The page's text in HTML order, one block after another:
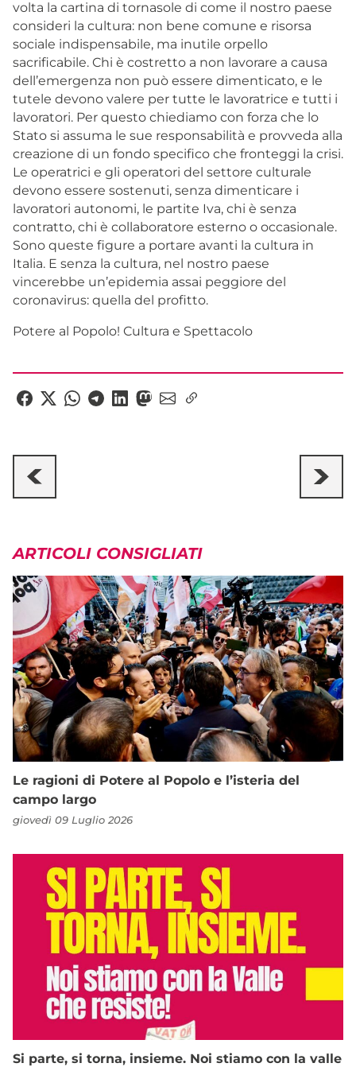
volta la cartina di tornasole di come il nostro paese
consideri la cultura: non bene comune e risorsa
sociale indispensabile, ma inutile orpello
sacrificabile. Chi è costretto a non lavorare a causa
dell’emergenza non può essere dimenticato, e le
tutele devono valere per tutte le lavoratrice e tutti i
lavoratori. Per questo chiediamo con forza che lo
Stato si assuma le sue responsabilità e provveda alla
creazione di un fondo specifico che fronteggi la crisi.
Le operatrici e gli operatori del settore culturale
devono essere sostenuti, senza dimenticare i
lavoratori autonomi, le partite Iva, chi è senza
contratto, chi è collaboratore esterno o occasionale.
Sono queste figure a portare avanti la cultura in
Italia. E senza la cultura, nel nostro paese
vincerebbe un’epidemia assai peggiore del
coronavirus: quella del profitto.
Potere al Popolo! Cultura e Spettacolo
ARTICOLI CONSIGLIATI
Le ragioni di Potere al Popolo e l’isteria del
campo largo
giovedì 09 Luglio 2026
Si parte, si torna, insieme. Noi stiamo con la valle